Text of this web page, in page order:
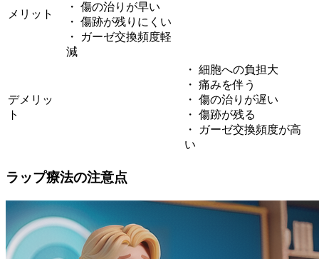
メリット
・ 傷の治りが早い
・ 傷跡が残りにくい
・ ガーゼ交換頻度軽
減
デメリッ
ト
・ 細胞への負担大
・ 痛みを伴う
・ 傷の治りが遅い
・ 傷跡が残る
・ ガーゼ交換頻度が高
い
ラップ療法の注意点